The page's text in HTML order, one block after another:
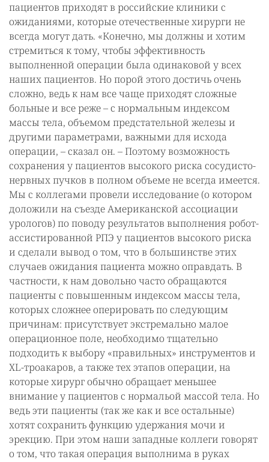
пациентов приходят в российские клиники с
ожиданиями, которые отечественные хирурги не
всегда могут дать. «Конечно, мы должны и хотим
стремиться к тому, чтобы эффективность
выполненной операции была одинаковой у всех
наших пациентов. Но порой этого достичь очень
сложно, ведь к нам все чаще приходят сложные
больные и все реже – с нормальным индексом
массы тела, объемом предстательной железы и
другими параметрами, важными для исхода
операции, – сказал он. – Поэтому возможность
сохранения у пациентов высокого риска сосудисто-
нервных пучков в полном объеме не всегда имеется.
Мы с коллегами провели исследование (о котором
доложили на съезде Американской ассоциации
урологов) по поводу результатов выполнения робот-
ассистированной РПЭ у пациентов высокого риска
и сделали вывод о том, что в большинстве этих
случаев ожидания пациента можно оправдать. В
частности, к нам довольно часто обращаются
пациенты с повышенным индексом массы тела,
которых сложнее оперировать по следующим
причинам: присутствует экстремально малое
операционное поле, необходимо тщательно
подходить к выбору «правильных» инструментов и
XL-троакаров, а также тех этапов операции, на
которые хирург обычно обращает меньшее
внимание у пациентов с нормальой массой тела. Но
ведь эти пациенты (так же как и все остальные)
хотят сохранить функцию удержания мочи и
эрекцию. При этом наши западные коллеги говорят
о том, что такая операция выполнима в руках